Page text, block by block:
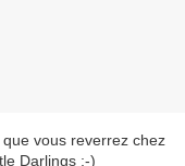
vous reverrez chez
Darlings ;-)